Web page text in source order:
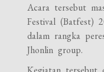
Acara tersebut
Festival (Batfest)
dalam rangka
Jhonlin group.